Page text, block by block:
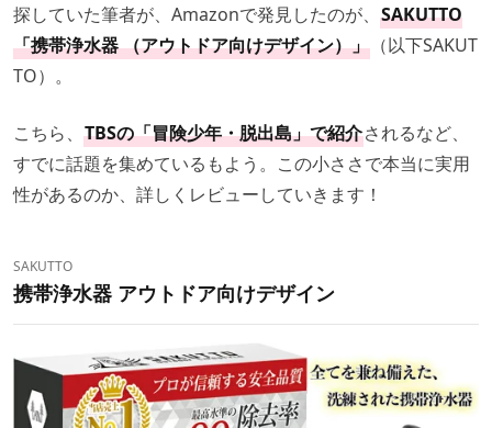
探していた筆者が、Amazonで発見したのが、 SAKUTTO
「携帯浄水器 （アウトドア向けデザイン）」 （以下SAKUT
TO）。
こちら、 TBSの「冒険少年・脱出島」で紹介されるなど、
すでに話題を集めているもよう。この小ささで本当に実用
性があるのか、詳しくレビューしていきます！
SAKUTTO
携帯浄水器 アウトドア向けデザイン